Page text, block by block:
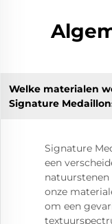
Welke materialen
Signature
Signature
een
natuurstenen
onze
om een